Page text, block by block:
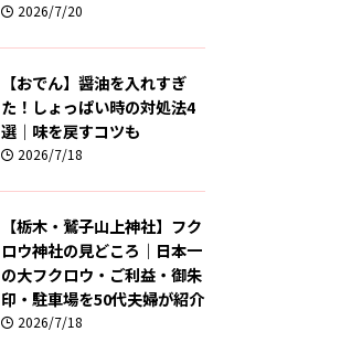
2026/7/20
【おでん】醤油を入れすぎ
た！しょっぱい時の対処法4
選｜味を戻すコツも
2026/7/18
【栃木・鷲子山上神社】フク
ロウ神社の見どころ｜日本一
の大フクロウ・ご利益・御朱
印・駐車場を50代夫婦が紹介
2026/7/18